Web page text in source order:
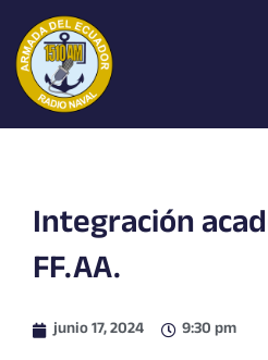
contenido
Integración
FF.AA.
junio 17, 2024 9:30 pm